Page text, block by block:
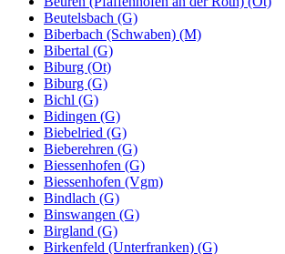
Beutelsbach (G)
Biberbach (Schwaben) (M)
Bibertal (G)
Biburg (Ot)
Biburg (G)
Bichl (G)
Bidingen (G)
Biebelried (G)
Bieberehren (G)
Biessenhofen (G)
Biessenhofen (Vgm)
Bindlach (G)
Binswangen (G)
Birgland (G)
Birkenfeld (Unterfranken) (G)